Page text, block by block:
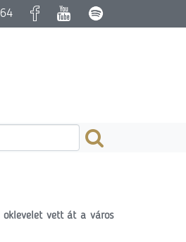
oklevelet vett át a város